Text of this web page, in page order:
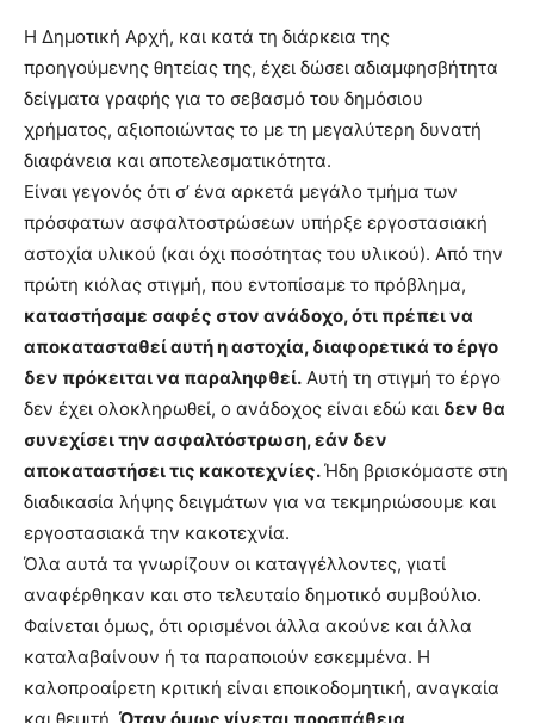
Η Δημοτική Αρχή, και κατά τη διάρκεια της
προηγούμενης θητείας της, έχει δώσει αδιαμφησβήτητα
δείγματα γραφής για το σεβασμό του δημόσιου
χρήματος, αξιοποιώντας το με τη μεγαλύτερη δυνατή
διαφάνεια και αποτελεσματικότητα.
Είναι γεγονός ότι σ’ ένα αρκετά μεγάλο τμήμα των
πρόσφατων ασφαλτοστρώσεων υπήρξε εργοστασιακή
αστοχία υλικού (και όχι ποσότητας του υλικού). Από την
πρώτη κιόλας στιγμή, που εντοπίσαμε το πρόβλημα,
καταστήσαμε σαφές στον ανάδοχο, ότι πρέπει να
αποκατασταθεί αυτή η αστοχία, διαφορετικά το έργο
δεν πρόκειται να παραληφθεί. Αυτή τη στιγμή το έργο
δεν έχει ολοκληρωθεί, ο ανάδοχος είναι εδώ και δεν θα
συνεχίσει την ασφαλτόστρωση, εάν δεν
αποκαταστήσει τις κακοτεχνίες.Ήδη βρισκόμαστε στη
διαδικασία λήψης δειγμάτων για να τεκμηριώσουμε και
εργοστασιακά την κακοτεχνία.
Όλα αυτά τα γνωρίζουν οι καταγγέλλοντες, γιατί
αναφέρθηκαν και στο τελευταίο δημοτικό συμβούλιο.
Φαίνεται όμως, ότι ορισμένοι άλλα ακούνε και άλλα
καταλαβαίνουν ή τα παραποιούν εσκεμμένα. Η
καλοπροαίρετη κριτική είναι εποικοδομητική, αναγκαία